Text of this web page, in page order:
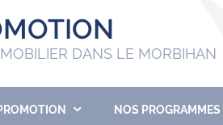
DANS LE MORBIHAN
NOS PROGRAMMES